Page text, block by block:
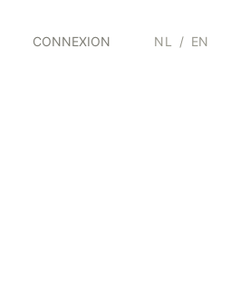
CONNEXION NL / EN